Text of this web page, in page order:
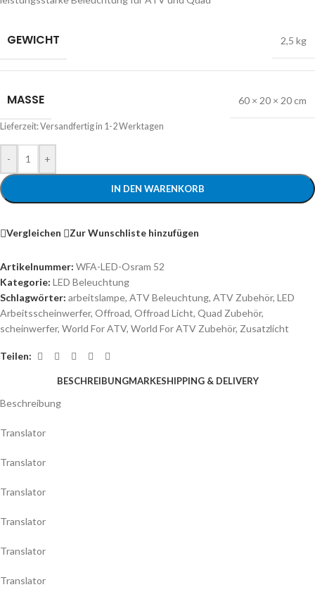
GEWICHT 2,5 kg
MASSE 60 × 20 × 20 cm
Lieferzeit:Versandfertig in 1-2 Werktagen
- +
IN DEN WARENKORB
Vergleichen Zur Wunschliste hinzufügen
Artikelnummer: WFA-LED-Osram 52
Kategorie: LED Beleuchtung
Schlagwörter: arbeitslampe, ATV Beleuchtung, ATV Zubehör, LED
Arbeitsscheinwerfer, Offroad, Offroad Licht, Quad Zubehör,
scheinwerfer, World For ATV, World For ATV Zubehör, Zusatzlicht
Teilen:
BESCHREIBUNGMARKESHIPPING & DELIVERY
Beschreibung
Translator
Translator
Translator
Translator
Translator
Translator